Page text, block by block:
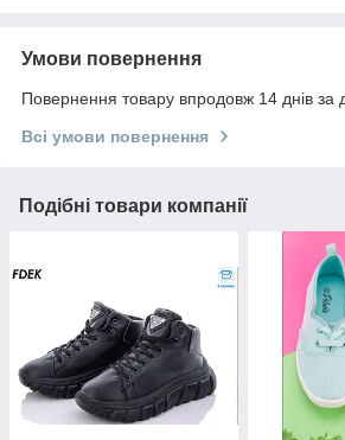
Умови повернення
Повернення товару впродовж 14 днів за
Всі умови повернення
Подібні товари компанії